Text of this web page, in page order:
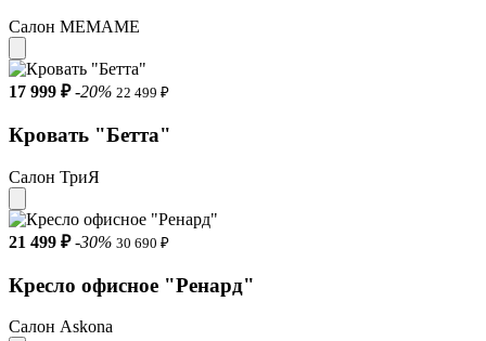
Салон МЕМАМЕ
17 999 ₽ -20% 22 499 ₽
Кровать "Бетта"
Салон ТриЯ
21 499 ₽ -30% 30 690 ₽
Кресло офисное "Ренард"
Салон Askona